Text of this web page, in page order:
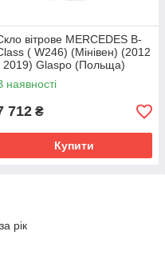
вітрове MERCEDES B-
( W246) (Мінівен) (2012
2019) Glaspo (Польща)
наявності
712 ₴
Купити
рік